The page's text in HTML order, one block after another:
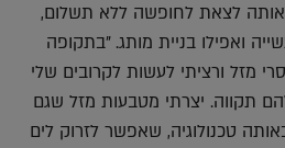
אותה לצאת לחופשה ללא תשלום,
ואפילו בניית מותג. "בתקופה
מזל ורציתי לעשות לקרובים שלי
תקווה. יצרתי מטבעות מזל שגם
טכנולוגיה, שאפשר לזרוק לים